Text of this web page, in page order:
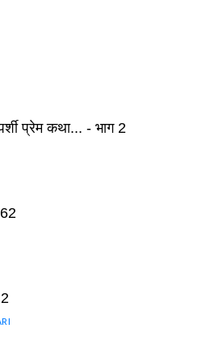
प्रेम कथा... - भाग 2
62